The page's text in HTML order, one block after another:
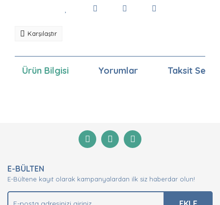
Karşılaştır
Ürün Bilgisi Yorumlar Taksit
Yorum Yaz
Görüş ve önerileriniz için teşekkür ederiz.
Ürün açıklamasında eksik bilgiler bulunuyor.
Ürün bilgilerinde hatalar bulunuyor.
E-BÜLTEN
E-Bültene kayıt olarak kampanyalardan ilk siz haberdar olun!